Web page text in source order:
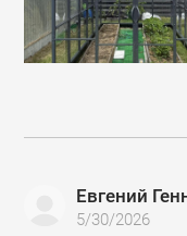
Евгений
5/30/2026